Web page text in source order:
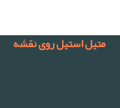
متیل استیل روی نقشه